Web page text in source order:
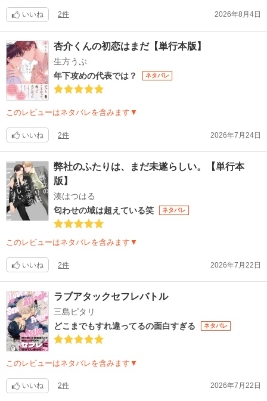
いいね 2件 2026年8月4日
杏介くんの初恋はまだ【単行本版】
生方うぶ
年下攻めの代表では？
ネタバレ
このレビューはネタバレを含みます▼
いいね 2件 2026年7月24日
弊社のふたりは、まだ未遂らしい。【単行本
版】
湊はつはる
匂わせの域は超えている笑
ネタバレ
このレビューはネタバレを含みます▼
いいね 2件 2026年7月22日
ラブアタックセフレバトル
三島ピタリ
どこまでもすれ違ってるの面白すぎる
ネタバレ
このレビューはネタバレを含みます▼
いいね 2件 2026年7月22日